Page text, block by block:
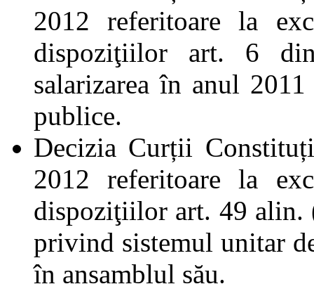
2012 referitoare la
dispoziţiilor art. 6
salarizarea în anul
publice.
Decizia Curții
2012 referitoare la
dispoziţiilor art. 49 alin.
privind sistemul unitar
în ansamblul său.